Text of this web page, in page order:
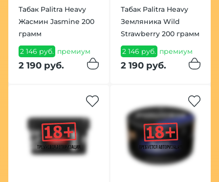
Табак Palitra Heavy
Жасмин Jasmine 200
грамм
2 146 руб. премиум
2 190 руб.
Табак Palitra Heavy
Земляника Wild
Strawberry 200 грамм
2 146 руб. премиум
2 190 руб.